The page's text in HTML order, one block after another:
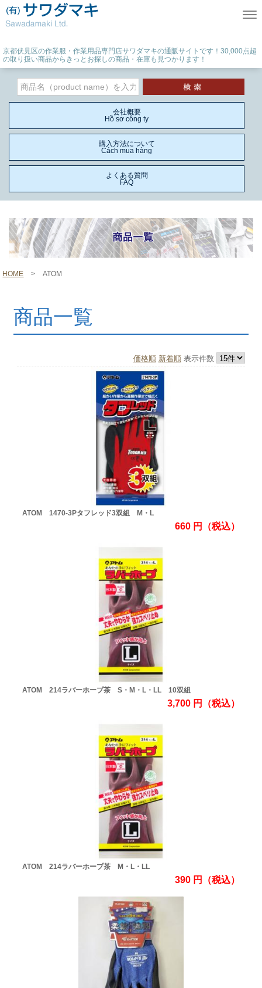
京都伏見区の作業服・作業用品専門店サワダマキの通販サイトです！30,000点超
の取り扱い商品からきっとお探しの商品・在庫も見つかります！
会社概要
Hồ sơ công ty
購入方法について
Cách mua hàng
よくある質問
FAQ
HOME > ATOM
商品一覧
価格順 新着順 表示件数
ATOM 1470-3Pタフレッド3双組 M・L
660円 （税込）
ATOM 214ラバーホープ茶 S・M・L・LL 10双組
3,700円 （税込）
ATOM 214ラバーホープ茶 M・L・LL
390円 （税込）